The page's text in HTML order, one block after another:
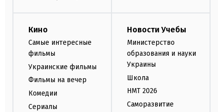
Кино
Самые интересные
фильмы
Украинские фильмы
Фильмы на вечер
Комедии
Сериалы
Новости Учебы
Министерство
образования и науки
Украины
Школа
НМТ 2026
Саморазвитие